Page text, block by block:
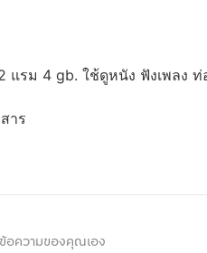
แรม 4 gb. ใช้ดูหนัง ฟังเพลง ท่
าร
อความของคุณเอง